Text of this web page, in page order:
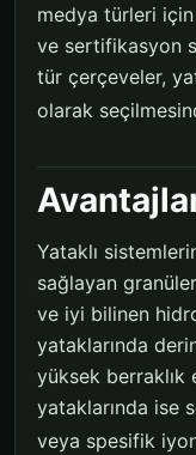
medya türleri için
ve sertifikasyon
tür çerçeveler,
olarak
Yataklı
sağlayan
ve iyi bilinen
yataklarında
yüksek berraklık
yataklarında ise
veya spesifik